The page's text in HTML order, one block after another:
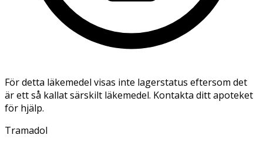
För detta läkemedel visas inte lagerstatus eftersom det
är ett så kallat särskilt läkemedel. Kontakta ditt apoteket
för hjälp.
Tramadol